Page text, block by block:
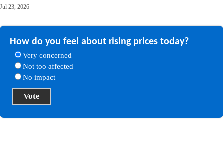
Jul 23, 2026
How do you feel about rising prices today?
Very concerned
Not too affected
No impact